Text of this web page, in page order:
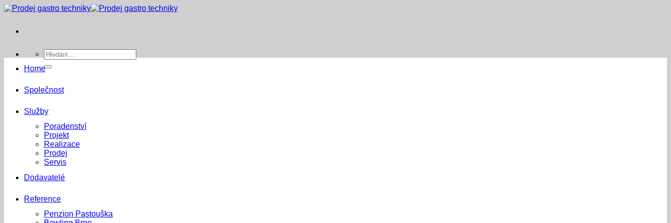
Přeskočit
Hledat:
Home
Společnost
Služby
Poradenství
Projekt
Realizace
Prodej
Servis
Dodavatelé
Reference
Penzion Pastouška